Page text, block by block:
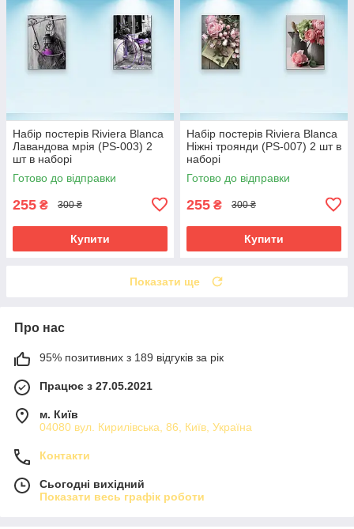
Набір постерів Riviera Blanca
Лавандова мрія (PS-003) 2
шт в наборі
Готово до відправки
255 ₴ 300 ₴
Купити
Набір постерів Riviera Blanca
Ніжні троянди (PS-007) 2 шт в
наборі
Готово до відправки
255 ₴ 300 ₴
Купити
Показати ще
Про нас
95% позитивних з 189 відгуків за рік
Працює з 27.05.2021
м. Київ
04080 вул. Кирилівська, 86, Київ, Україна
Контакти
Сьогодні вихідний
Показати весь графік роботи